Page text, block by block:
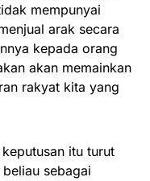
mempunyai
arak secara
kepada orang
akan memainkan
rakyat kita yang
itu turut
sebagai